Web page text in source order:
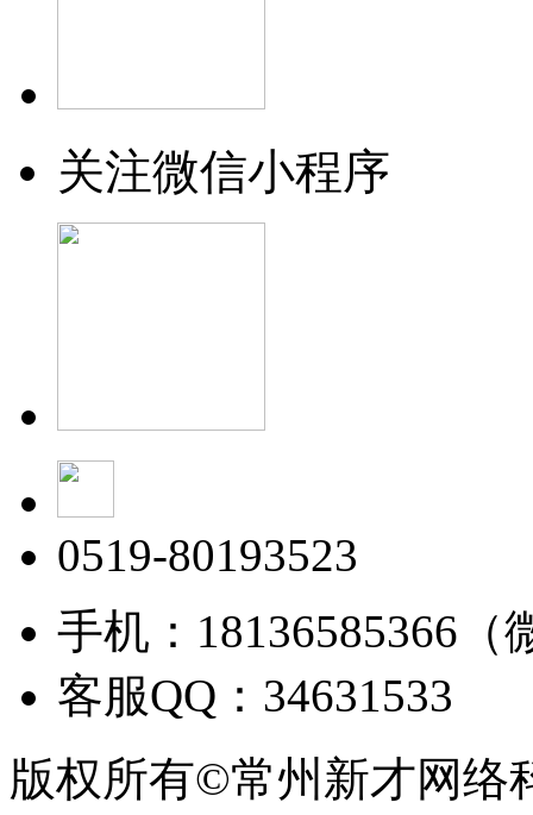
关注微信小程序
0519-80193523
手机：18136585366（
客服QQ：34631533
版权所有©常州新才网络